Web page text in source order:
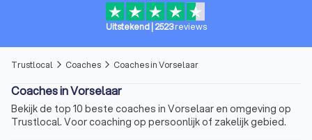
Uitstekend| 2523 reviews
Trustlocal arrow_forward_ios Coaches arrow_forward_ios Coaches in Vorselaar
Coaches in Vorselaar
Bekijk de top 10 beste coaches in Vorselaar en omgeving op
Trustlocal. Voor coaching op persoonlijk of zakelijk gebied.